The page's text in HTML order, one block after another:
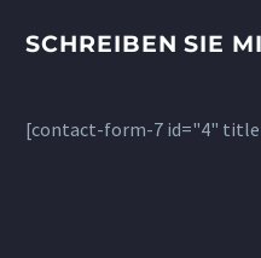
SCHREIBEN SIE
[contact-form-7 id="4"